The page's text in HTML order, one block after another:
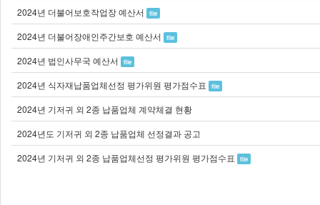
2024년 더불어보호작업장 예산서 file
2024년 더불어장애인주간보호 예산서 file
2024년 법인사무국 예산서 file
2024년 식자재납품업체선정 평가위원 평가점수표 file
2024년 기저귀 외 2종 납품업체 계약체결 현황
2024년도 기저귀 외 2종 납품업체 선정결과 공고
2024년 기저귀 외 2종 납품업체선정 평가위원 평가점수표
file